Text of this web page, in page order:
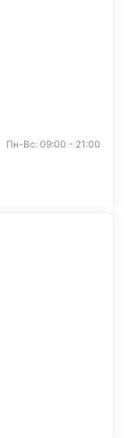
Пн-Вс: 09:00 - 21:00